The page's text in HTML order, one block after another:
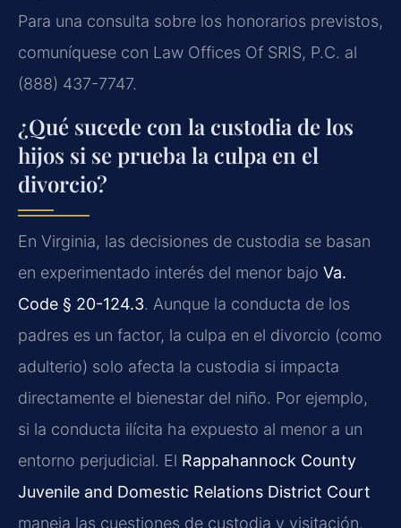
Para una consulta sobre los honorarios previstos,
comuníquese con Law Offices Of SRIS, P.C. al
(888) 437-7747.
¿Qué sucede con la custodia de los
hijos si se prueba la culpa en el
divorcio?
En Virginia, las decisiones de custodia se basan
en experimentado interés del menor bajo Va.
Code § 20-124.3. Aunque la conducta de los
padres es un factor, la culpa en el divorcio (como
adulterio) solo afecta la custodia si impacta
directamente el bienestar del niño. Por ejemplo,
si la conducta ilícita ha expuesto al menor a un
entorno perjudicial. El Rappahannock County
Juvenile and Domestic Relations District Court
maneja las cuestiones de custodia y visitación.